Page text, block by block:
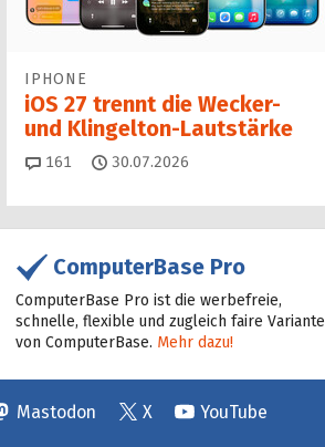
IPHONE
iOS 27 trennt die Wecker-
und Klingelton-Lautstärke
161 Kommentare
30.07.2026
ComputerBase Pro
ComputerBase Pro ist die werbefreie,
schnelle, flexible und zugleich faire Variante
von ComputerBase. Mehr dazu!
Mastodon X YouTube